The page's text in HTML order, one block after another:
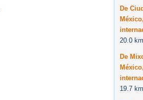
De
20.0
De
19.7